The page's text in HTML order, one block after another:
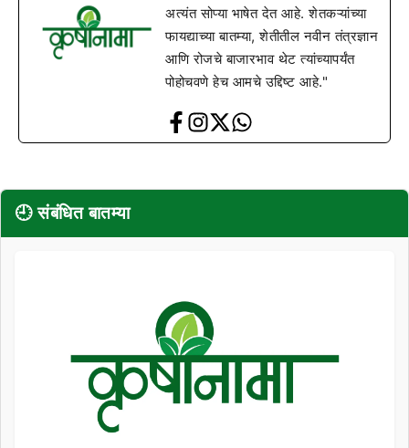
अत्यंत सोप्या भाषेत देत आहे. शेतकऱ्यांच्या
फायद्याच्या बातम्या, शेतीतील नवीन तंत्रज्ञान
आणि रोजचे बाजारभाव थेट त्यांच्यापर्यंत
पोहोचवणे हेच आमचे उद्दिष्ट आहे."
🕘 संबंधित बातम्या